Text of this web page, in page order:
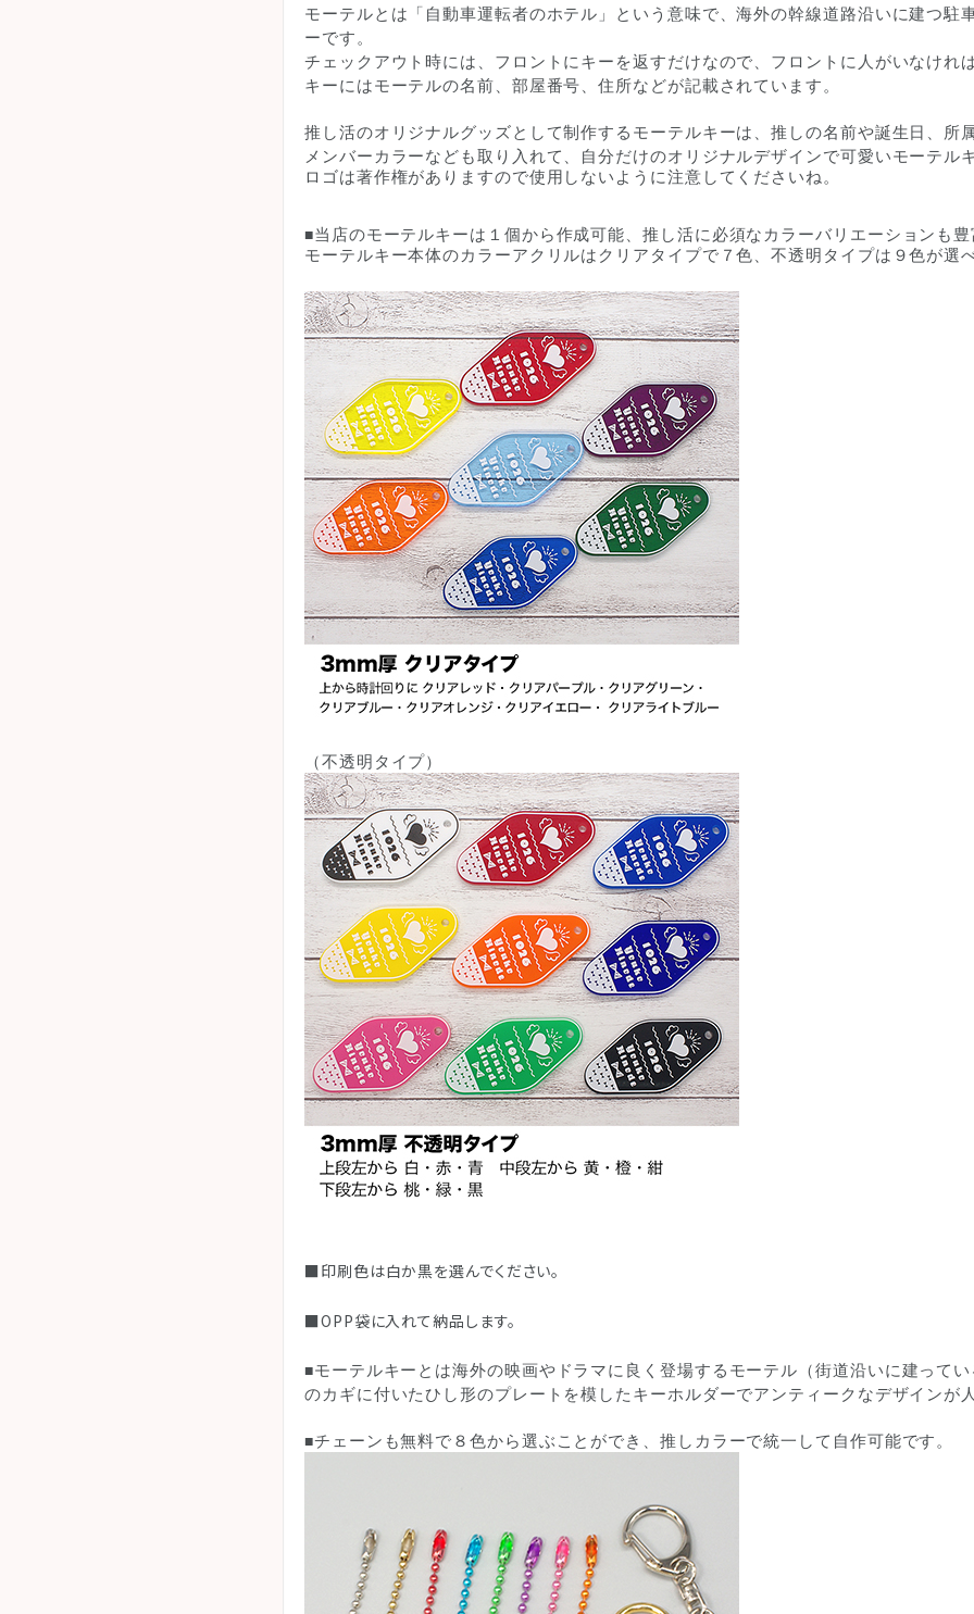
モーテルとは「自動車運転者のホテル」という意味で、海外の幹線道路沿いに建つ
ーです。
チェックアウト時には、フロントにキーを返すだけなので、フロントに人がいなけれ
キーにはモーテルの名前、部屋番号、住所などが記載されています。
推し活のオリジナルグッズとして制作するモーテルキーは、推しの名前や誕生日、所
メンバーカラーなども取り入れて、自分だけのオリジナルデザインで可愛いモーテル
ロゴは著作権がありますので使用しないように注意してくださいね。
■当店のモーテルキーは１個から作成可能、推し活に必須なカラーバリエーションも豊
モーテルキー本体のカラーアクリルはクリアタイプで７色、不透明タイプは９色が選
（不透明タイプ）
■印刷色は白か黒を選んでください。
■OPP袋に入れて納品します。
■モーテルキーとは海外の映画やドラマに良く登場するモーテル（街道沿いに建ってい
のカギに付いたひし形のプレートを模したキーホルダーでアンティークなデザインが
■チェーンも無料で８色から選ぶことができ、推しカラーで統一して自作可能です。